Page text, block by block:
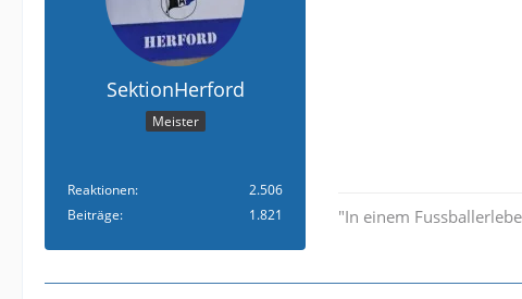
SektionHerford
Meister
Reaktionen
2.506
Beiträge
1.821 "In einem